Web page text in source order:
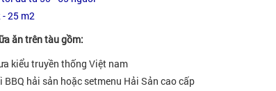
25 m2
ăn trên tàu gồm:
kiểu truyền thống Việt nam
BBQ hải sản hoặc setmenu Hải Sản cao cấp